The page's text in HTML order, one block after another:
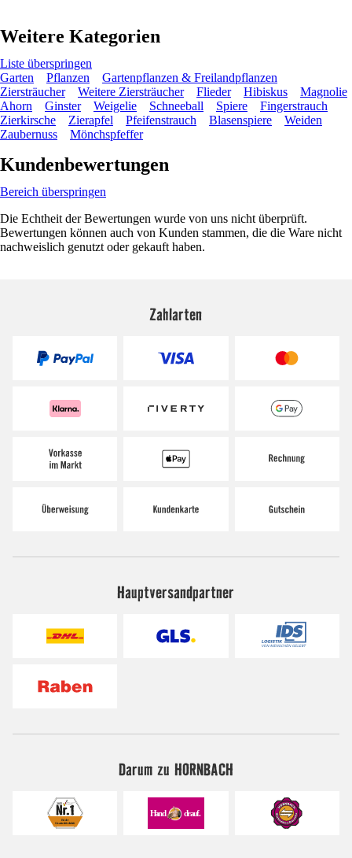
Weitere Kategorien
Liste überspringen
Garten
Pflanzen
Gartenpflanzen & Freilandpflanzen
Ziersträucher
Weitere Ziersträucher Flieder Hibiskus
Magnolie
Ahorn
Ginster Weigelie Schneeball Spiere
Fingerstrauch
Zierkirsche
Zierapfel Pfeifenstrauch Blasenspiere
Weiden
Zaubernuss
Mönchspfeffer
Kundenbewertungen
Bereich überspringen
Die Echtheit der Bewertungen wurde von uns nicht überprüft.
Bewertungen können auch von Kunden stammen, die die Ware nicht
nachweislich genutzt oder gekauft haben.
Zahlarten
Hauptversandpartner
Darum zu HORNBACH